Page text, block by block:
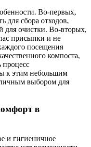
Во-первых,
для сбора отходов,
для очистки. Во-вторых,
присыпки и не
посещения
компоста,
процесс
к этим небольшим
выбором для
в
и гигиеничное